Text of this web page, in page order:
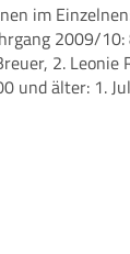
im
2009/
2.
und älter: 1.